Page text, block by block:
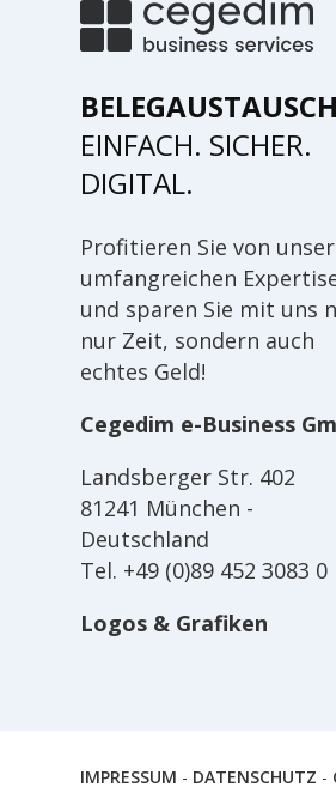
EINFACH. SICHER.
DIGITAL.
Profitieren Sie von
umfangreichen
und sparen Sie mit uns
nur Zeit, sondern auch
echtes Geld!
Cegedim e-Business
Landsberger Str. 402
81241 München -
Deutschland
Tel. +49 (0)89 452 3083 0
Logos & Grafiken
IMPRESSUM - DATENSCHUTZ -